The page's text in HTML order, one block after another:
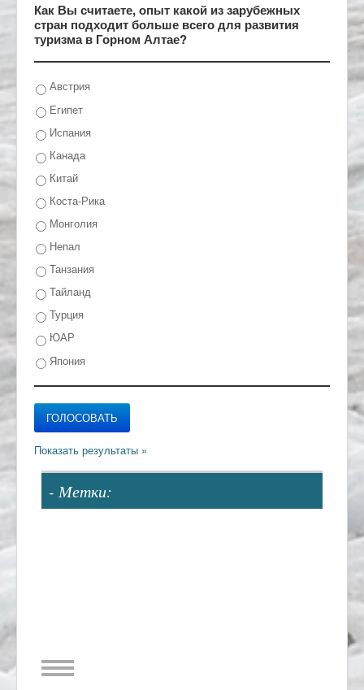
Как Вы считаете, опыт какой из зарубежных
стран подходит больше всего для развития
туризма в Горном Алтае?
Австрия
Египет
Испания
Канада
Китай
Коста-Рика
Монголия
Непал
Танзания
Тайланд
Турция
ЮАР
Япония
- Метки: